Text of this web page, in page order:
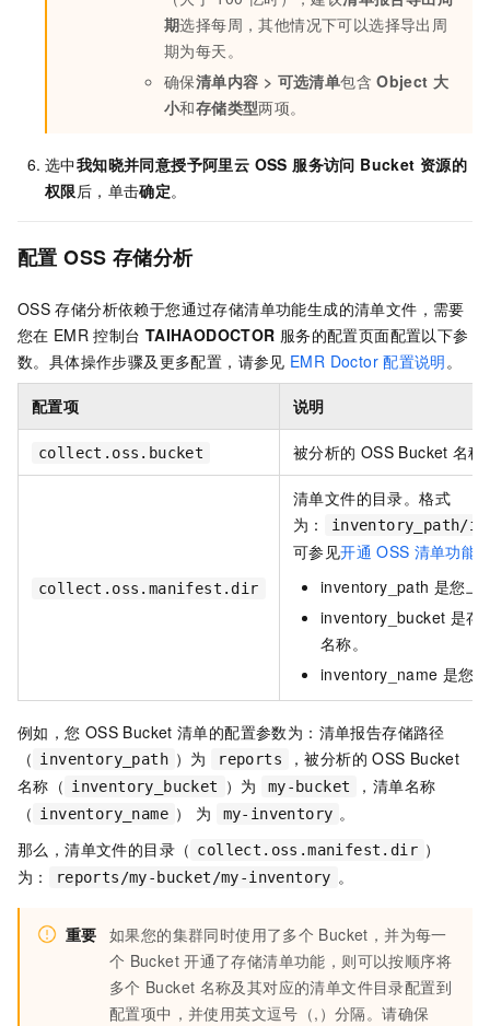
期选择每周，其他情况下可以选择导出周
期为每天。
确保清单内容 > 可选清单包含 Object 大
小和存储类型两项。
选中我知晓并同意授予阿里云 OSS 服务访问 Bucket 资源的
权限后，单击确定。
配置 OSS 存储分析
OSS 存储分析依赖于您通过存储清单功能生成的清单文件，需要
您在 EMR 控制台 TAIHAODOCTOR 服务的配置页面配置以下参
数。具体操作步骤及更多配置，请参见 EMR Doctor 配置说明 。
配置项 说明
collect.oss.bucket 被分析的 OSS Bucket 名称
collect.oss.manifest.dir
清单文件的目录。格式
为：
inventory_path/
可参见开通 OSS 清单功能
inventory_path 是您上
inventory_bucket 是存
名称。
inventory_name 是您
例如，您 OSS Bucket 清单的配置参数为：清单报告存储路径
（ inventory_path ）为 reports ，被分析的 OSS Bucket
名称（ inventory_bucket ）为 my-bucket
，清单名称
（ inventory_name ） 为 my-inventory 。
那么，清单文件的目录（ collect.oss.manifest.dir ）
为：
reports/my-bucket/my-inventory 。
重要 如果您的集群同时使用了多个 Bucket，并为每一
个 Bucket 开通了存储清单功能，则可以按顺序将
多个 Bucket 名称及其对应的清单文件目录配置到
配置项中，并使用英文逗号（,）分隔。请确保